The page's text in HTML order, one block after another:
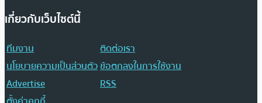
เกี่ยวกับเว็บไซต์นี้
ทีมงาน
ติดต่อเรา
นโยบายความเป็นส่วนตัวข้อตกลงในการใช้งาน
Advertise
RSS